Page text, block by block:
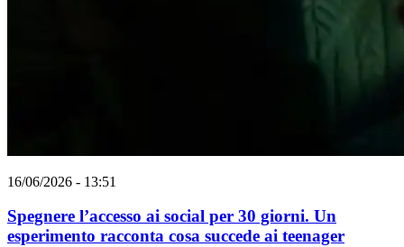
16/06/2026 - 13:51
Spegnere l’accesso ai social per 30 giorni. Un
esperimento racconta cosa succede ai teenager